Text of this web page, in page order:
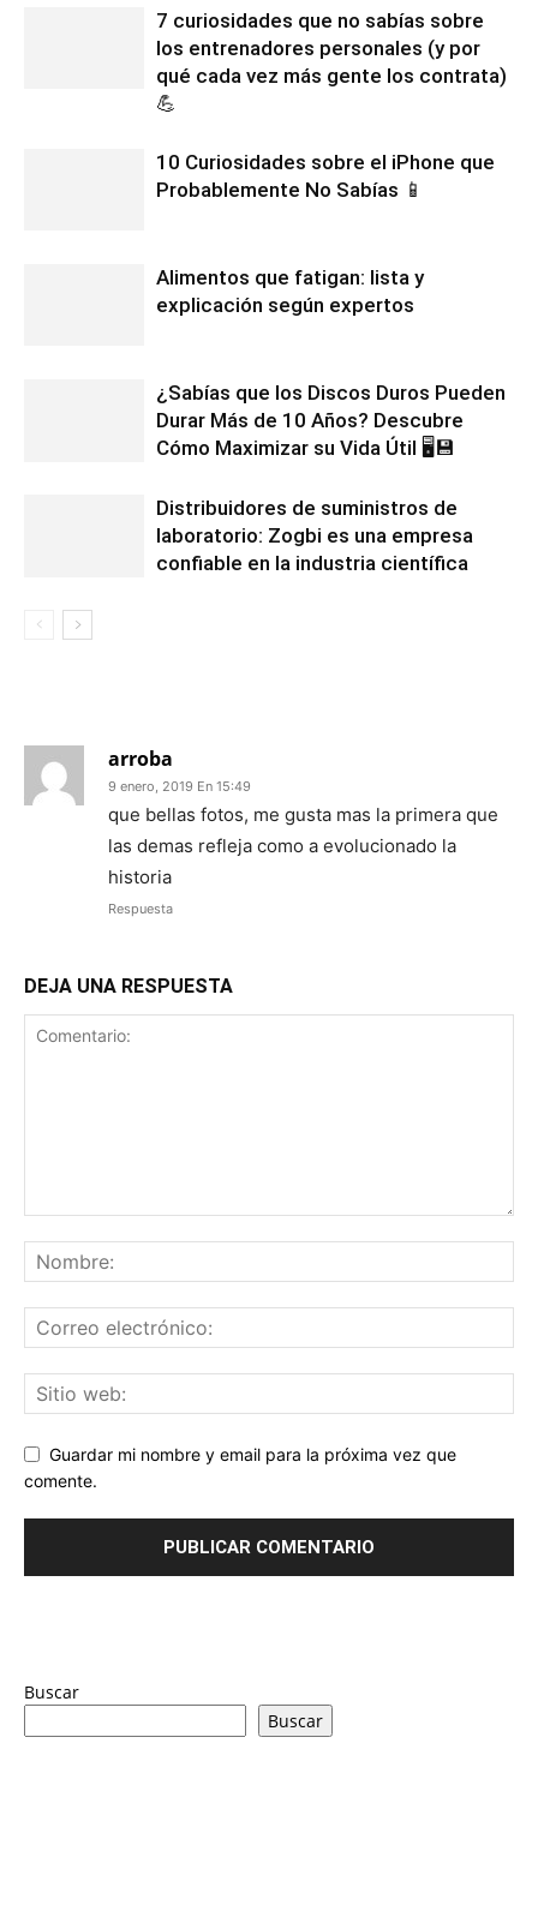
7 curiosidades que no sabías sobre
los entrenadores personales (y por
qué cada vez más gente los contrata)
💪
10 Curiosidades sobre el iPhone que
Probablemente No Sabías 📱
Alimentos que fatigan: lista y
explicación según expertos
¿Sabías que los Discos Duros Pueden
Durar Más de 10 Años? Descubre
Cómo Maximizar su Vida Útil 🖥️💾
Distribuidores de suministros de
laboratorio: Zogbi es una empresa
confiable en la industria científica
arroba
9 enero, 2019 En 15:49
que bellas fotos, me gusta mas la primera que
las demas refleja como a evolucionado la
historia
Respuesta
DEJA UNA RESPUESTA
Guardar mi nombre y email para la próxima vez que
comente.
Buscar
Buscar